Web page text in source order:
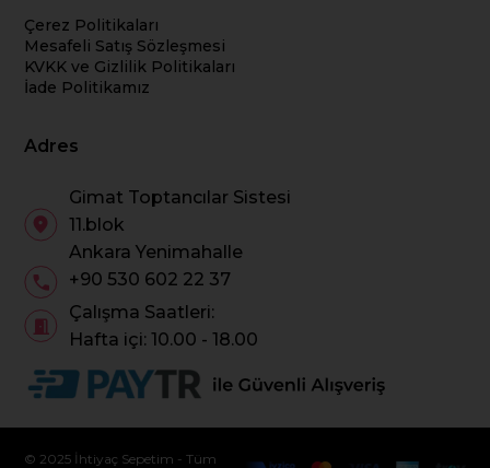
Çerez Politikaları
Mesafeli Satış Sözleşmesi
KVKK ve Gizlilik Politikaları
İade Politikamız
Adres
Gimat Toptancılar Sistesi
11.blok
Ankara Yenimahalle
+90 530 602 22 37
Çalışma Saatleri:
Hafta içi: 10.00 - 18.00
© 2025 İhtiyaç Sepetim - Tüm